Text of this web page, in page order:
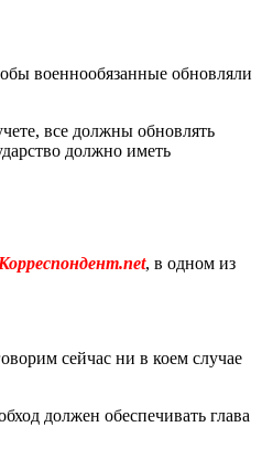
военнообязанные обновляли
все должны обновлять
должно иметь
Корреспондент.net, в одном из
сейчас ни в коем случае
должен обеспечивать глава